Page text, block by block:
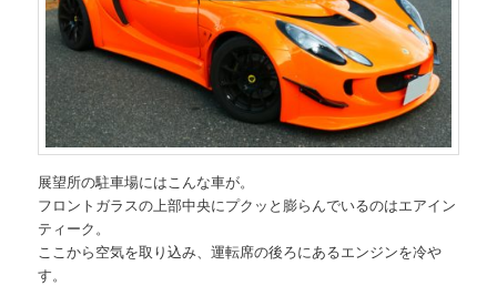
展望所の駐車場にはこんな車が。
フロントガラスの上部中央にプクッと膨らんでいるのはエアイン
ティーク。
ここから空気を取り込み、運転席の後ろにあるエンジンを冷や
す。